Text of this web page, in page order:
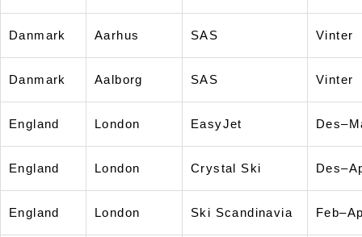
Danmark Aarhus SAS Vinter
Danmark Aalborg SAS Vinter
England London EasyJet
England London Crystal Ski
England London Ski Scandinavia